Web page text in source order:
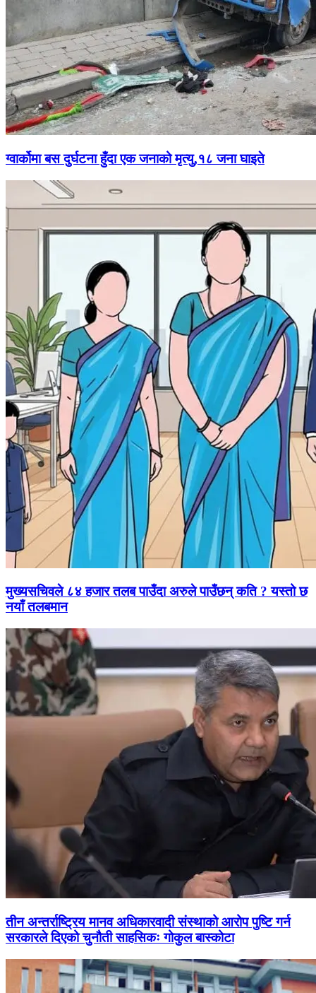
ग्वार्कोमा बस दुर्घटना हुँदा एक जनाको मृत्यु,१८ जना घाइते
मुख्यसचिवले ८४ हजार तलब पाउँदा अरुले पाउँछन् कति ? यस्तो छ
नयाँ तलबमान
तीन अन्तर्राष्ट्रिय मानव अधिकारवादी संस्थाको आरोप पुष्टि गर्न
सरकारले दिएको चुनौती साहसिकः गोकुल बास्कोटा